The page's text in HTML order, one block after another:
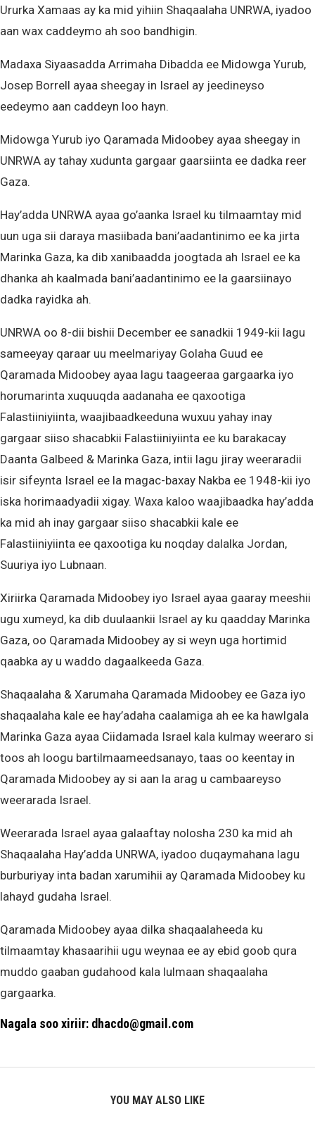
Ururka Xamaas ay ka mid yihiin Shaqaalaha UNRWA, iyadoo
aan wax caddeymo ah soo bandhigin.
Madaxa Siyaasadda Arrimaha Dibadda ee Midowga Yurub,
Josep Borrell ayaa sheegay in Israel ay jeedineyso
eedeymo aan caddeyn loo hayn.
Midowga Yurub iyo Qaramada Midoobey ayaa sheegay in
UNRWA ay tahay xudunta gargaar gaarsiinta ee dadka reer
Gaza.
Hay’adda UNRWA ayaa go’aanka Israel ku tilmaamtay mid
uun uga sii daraya masiibada bani’aadantinimo ee ka jirta
Marinka Gaza, ka dib xanibaadda joogtada ah Israel ee ka
dhanka ah kaalmada bani’aadantinimo ee la gaarsiinayo
dadka rayidka ah.
UNRWA oo 8-dii bishii December ee sanadkii 1949-kii lagu
sameeyay qaraar uu meelmariyay Golaha Guud ee
Qaramada Midoobey ayaa lagu taageeraa gargaarka iyo
horumarinta xuquuqda aadanaha ee qaxootiga
Falastiiniyiinta, waajibaadkeeduna wuxuu yahay inay
gargaar siiso shacabkii Falastiiniyiinta ee ku barakacay
Daanta Galbeed & Marinka Gaza, intii lagu jiray weeraradii
isir sifeynta Israel ee la magac-baxay Nakba ee 1948-kii iyo
iska horimaadyadii xigay. Waxa kaloo waajibaadka hay’adda
ka mid ah inay gargaar siiso shacabkii kale ee
Falastiiniyiinta ee qaxootiga ku noqday dalalka Jordan,
Suuriya iyo Lubnaan.
Xiriirka Qaramada Midoobey iyo Israel ayaa gaaray meeshii
ugu xumeyd, ka dib duulaankii Israel ay ku qaadday Marinka
Gaza, oo Qaramada Midoobey ay si weyn uga hortimid
qaabka ay u waddo dagaalkeeda Gaza.
Shaqaalaha & Xarumaha Qaramada Midoobey ee Gaza iyo
shaqaalaha kale ee hay’adaha caalamiga ah ee ka hawlgala
Marinka Gaza ayaa Ciidamada Israel kala kulmay weeraro si
toos ah loogu bartilmaameedsanayo, taas oo keentay in
Qaramada Midoobey ay si aan la arag u cambaareyso
weerarada Israel.
Weerarada Israel ayaa galaaftay nolosha 230 ka mid ah
Shaqaalaha Hay’adda UNRWA, iyadoo duqaymahana lagu
burburiyay inta badan xarumihii ay Qaramada Midoobey ku
lahayd gudaha Israel.
Qaramada Midoobey ayaa dilka shaqaalaheeda ku
tilmaamtay khasaarihii ugu weynaa ee ay ebid goob qura
muddo gaaban gudahood kala lulmaan shaqaalaha
gargaarka.
Nagala soo xiriir: dhacdo@gmail.com
YOU MAY ALSO LIKE